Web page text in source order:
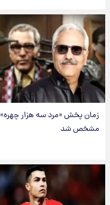
زمان پخش «مرد سه هزار چهره»
مشخص شد